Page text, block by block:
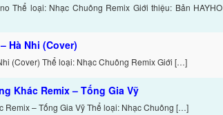
Thể loại: Nhạc Chuông Remix Giới thiệu: Bản HAYHO
Hà Nhi (Cover)
(Cover) Thể loại: Nhạc Chuông Remix Giới […]
Khác Remix – Tống Gia Vỹ
Remix – Tống Gia Vỹ Thể loại: Nhạc Chuông […]